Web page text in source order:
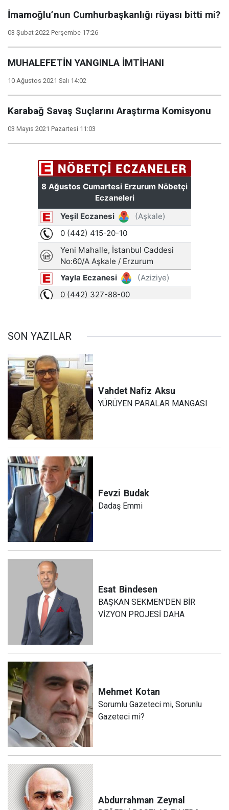
İmamoğlu’nun Cumhurbaşkanlığı rüyası bitti mi?
03 Şubat 2022 Perşembe 17:26
MUHALEFETİN YANGINLA İMTİHANI
10 Ağustos 2021 Salı 14:02
Karabağ Savaş Suçlarını Araştırma Komisyonu
03 Mayıs 2021 Pazartesi 11:03
SON YAZILAR
Vahdet Nafiz Aksu
YÜRÜYEN PARALAR MANGASI
Fevzi Budak
Dadaş Emmi
Esat Bindesen
BAŞKAN SEKMEN'DEN BİR
VİZYON PROJESİ DAHA
Mehmet Kotan
Sorumlu Gazeteci mi, Sorunlu
Gazeteci mi?
Abdurrahman Zeynal